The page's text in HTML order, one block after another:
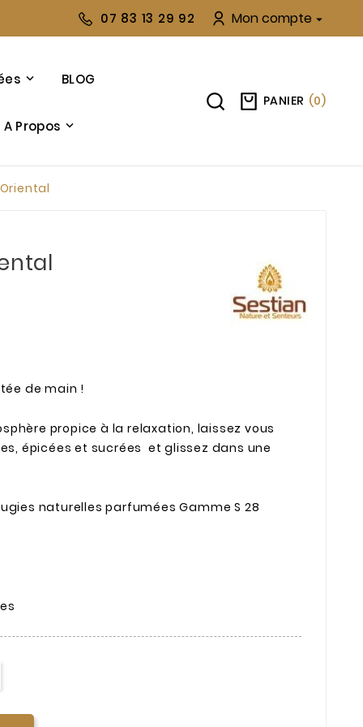
07 83 13 29 92 Mon compte 
BLOG
A Propos
PANIER (0)
de main !
propice à la relaxation, laissez vous
épicées et sucrées et glissez dans une
naturelles parfumées Gamme S 28